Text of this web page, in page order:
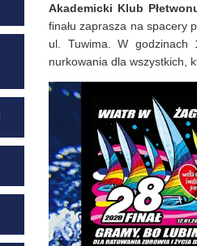
Akademicki Klub
finału zaprasza na spacery
ul. Tuwima. W godzinach
nurkowania dla wszystkich,